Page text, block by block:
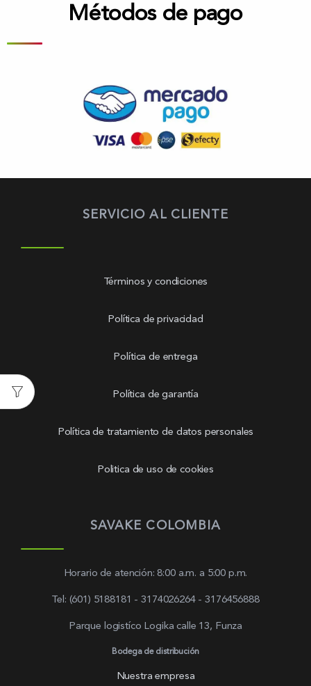
Métodos de pago
SERVICIO AL CLIENTE
Términos y condiciones
Política de privacidad
Política de entrega
Política de garantía
Política de tratamiento de datos personales
Politica de uso de cookies
SAVAKE COLOMBIA
Horario de atención: 8:00 a.m. a 5:00 p.m.
Tel: (601) 5188181 - 3174026264 - 3176456888
Parque logistíco Logika calle 13, Funza
Bodega de distribución
Nuestra empresa